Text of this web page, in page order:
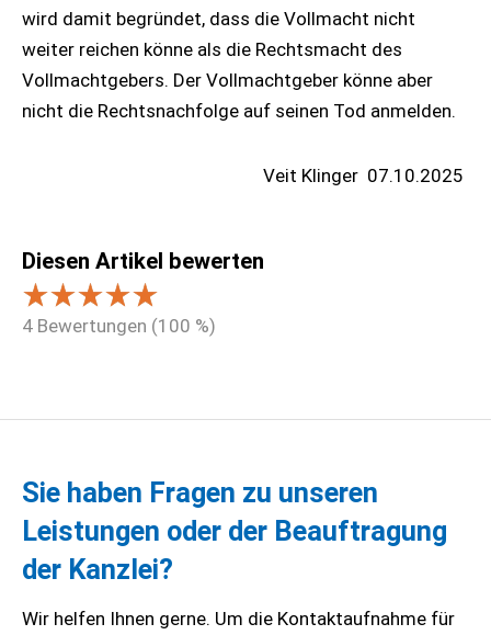
wird damit begründet, dass die Vollmacht nicht
weiter reichen könne als die Rechtsmacht des
Vollmachtgebers. Der Vollmachtgeber könne aber
nicht die Rechtsnachfolge auf seinen Tod anmelden.
Veit Klinger 07.10.2025
Diesen Artikel bewerten
4 Bewertungen (100 %)
Sie haben Fragen zu unseren
Leistungen oder der Beauftragung
der Kanzlei?
Wir helfen Ihnen gerne. Um die Kontaktaufnahme für